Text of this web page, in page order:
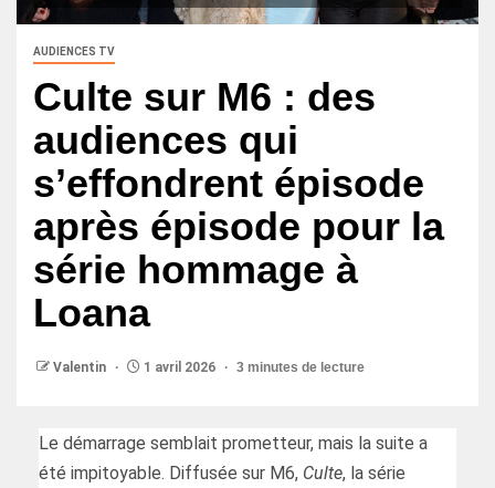
AUDIENCES TV
Culte sur M6 : des
audiences qui
s’effondrent épisode
après épisode pour la
série hommage à
Loana
Valentin 1 avril 2026 3 minutes de lecture
Le démarrage semblait prometteur, mais la suite a
été impitoyable. Diffusée sur M6, Culte, la série